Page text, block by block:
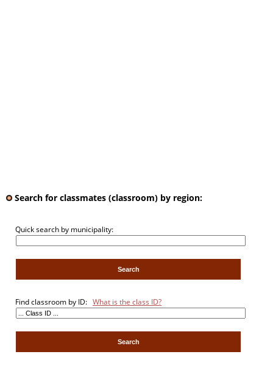
Search for classmates (classroom) by region:
Quick search by municipality:
Find classroom by ID: What is the class ID?